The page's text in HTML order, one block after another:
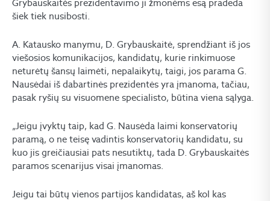
Grybauskaitės prezidentavimo ji žmonėms esą pradeda
šiek tiek nusibosti.
A. Katausko manymu, D. Grybauskaitė, sprendžiant iš jos
viešosios komunikacijos, kandidatų, kurie rinkimuose
neturėtų šansų laimėti, nepalaikytų, taigi, jos parama G.
Nausėdai iš dabartinės prezidentės yra įmanoma, tačiau,
pasak ryšių su visuomene specialisto, būtina viena sąlyga.
„Jeigu įvyktų taip, kad G. Nausėda laimi konservatorių
paramą, o ne teisę vadintis konservatorių kandidatu, su
kuo jis greičiausiai pats nesutiktų, tada D. Grybauskaitės
paramos scenarijus visai įmanomas.
Jeigu tai būtų vienos partijos kandidatas, aš kol kas